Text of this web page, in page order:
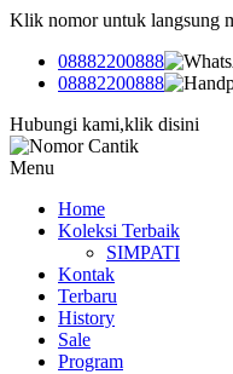
Klik nomor untuk langsung
08882200888
08882200888
Hubungi kami,klik disini
Menu
Home
Koleksi Terbaik
SIMPATI
Kontak
Terbaru
History
Sale
Program